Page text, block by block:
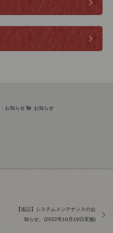
お知らせ お知らせ
【追記】システムメンテナンスのお
知らせ。(2022年10月19日実施)